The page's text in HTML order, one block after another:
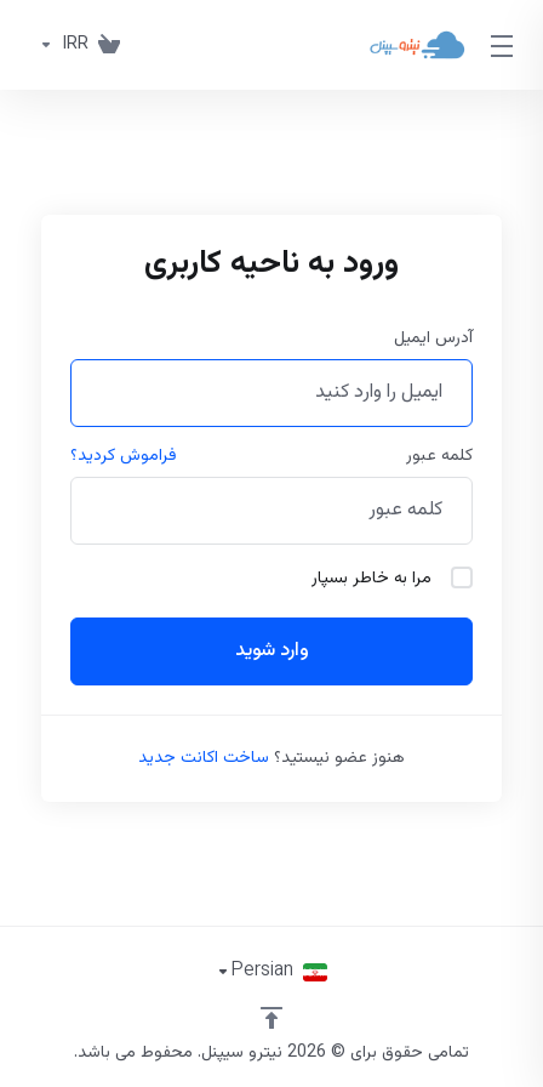
IRR
ورود به ناحیه کاربری
آدرس ایمیل
کلمه عبور فراموش کردید؟
مرا به خاطر بسپار
وارد شوید
هنوز عضو نیستید؟ ساخت اکانت جدید
تمامی حقوق برای © 2026 نیترو سیپنل. محفوط می باشد.
Persian